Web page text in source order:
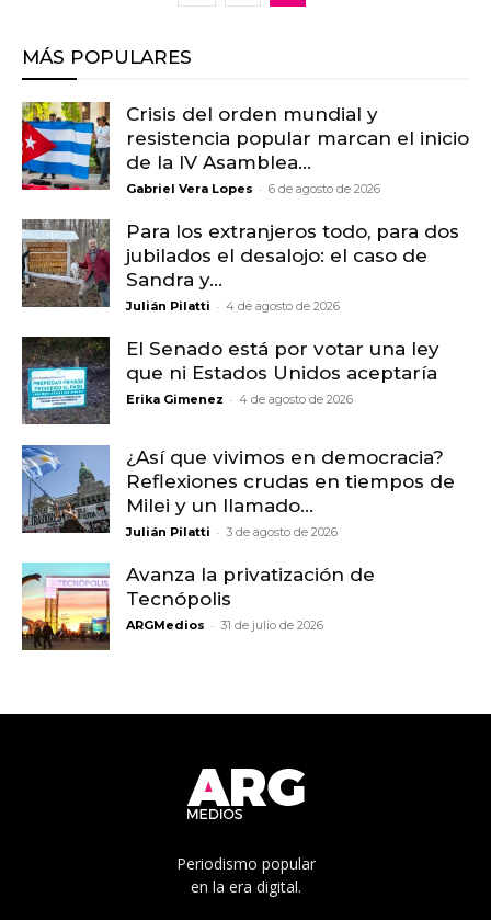
MÁS POPULARES
Crisis del orden mundial y
resistencia popular marcan el inicio
de la IV Asamblea...
Gabriel Vera Lopes - 6 de agosto de 2026
Para los extranjeros todo, para dos
jubilados el desalojo: el caso de
Sandra y...
Julián Pilatti - 4 de agosto de 2026
El Senado está por votar una ley
que ni Estados Unidos aceptaría
Erika Gimenez - 4 de agosto de 2026
¿Así que vivimos en democracia?
Reflexiones crudas en tiempos de
Milei y un llamado...
Julián Pilatti - 3 de agosto de 2026
Avanza la privatización de
Tecnópolis
ARGMedios - 31 de julio de 2026
Periodismo popular
en la era digital.